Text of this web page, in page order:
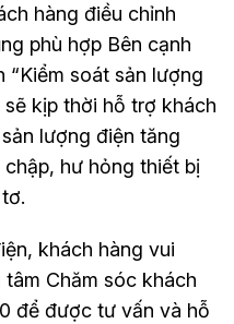
hàng điều chỉnh
phù hợp Bên cạnh
soát sản lượng
kịp thời hỗ trợ khách
lượng điện tăng
hư hỏng thiết bị
khách hàng vui
Chăm sóc khách
để được tư vấn và hỗ